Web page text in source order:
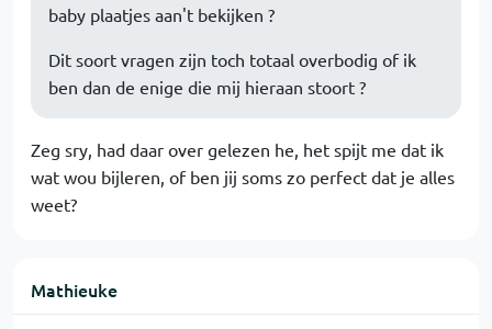
baby plaatjes aan't bekijken ?
Dit soort vragen zijn toch totaal overbodig of ik
ben dan de enige die mij hieraan stoort ?
Zeg sry, had daar over gelezen he, het spijt me dat ik
wat wou bijleren, of ben jij soms zo perfect dat je alles
weet?
Mathieuke